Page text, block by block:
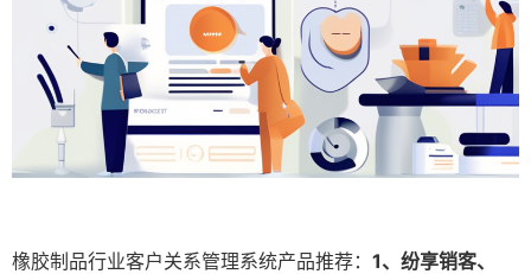
橡胶制品行业客户关系管理系统产品推荐： 1、纷享销客、